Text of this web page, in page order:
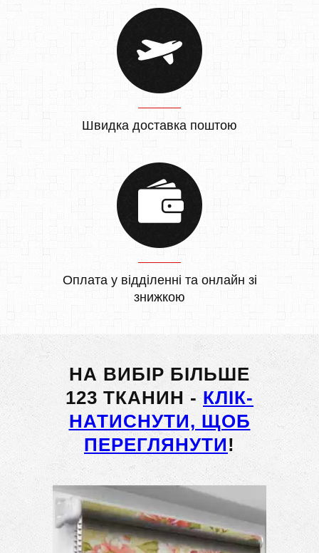
Швидка доставка поштою
Оплата у відділенні та онлайн зі
знижкою
НА ВИБІР БІЛЬШЕ
123 ТКАНИН - КЛІК-
НАТИСНУТИ, ЩОБ
ПЕРЕГЛЯНУТИ!